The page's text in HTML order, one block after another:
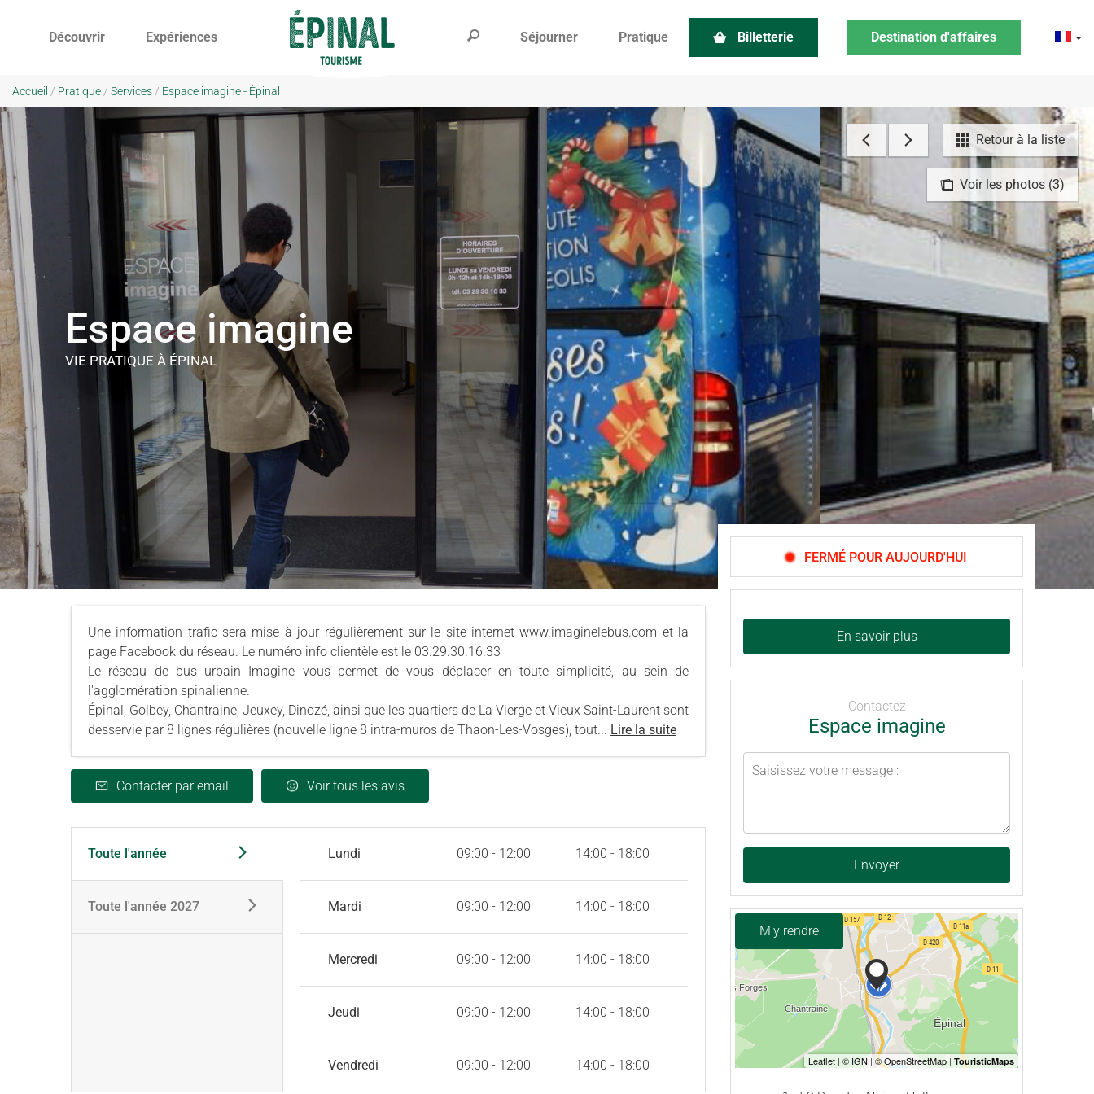
Découvrir Expériences Séjourner Pratique Billetterie Destination d'affaires
Accueil / Pratique / Services / Espace imagine - Épinal
Voir les photos (3)
Retour à la liste
Espace imagine
VIE PRATIQUE À ÉPINAL
Une information trafic sera mise à jour régulièrement sur le site internet www.imaginelebus.com et la
page Facebook du réseau. Le numéro info clientèle est le 03.29.30.16.33
Le réseau de bus urbain Imagine vous permet de vous déplacer en toute simplicité, au sein de
l'agglomération spinalienne.
Épinal, Golbey, Chantraine, Jeuxey, Dinozé, ainsi que les quartiers de La Vierge et Vieux Saint-Laurent sont
desservie par 8 lignes régulières (nouvelle ligne 8 intra-muros de Thaon-Les-Vosges), tout... Lire la suite
Contacter par email Voir tous les avis
Toute l'année
Toute l'année 2027
Lundi 09:00 - 12:00 14:00 - 18:00
Mardi 09:00 - 12:00 14:00 - 18:00
Mercredi 09:00 - 12:00 14:00 - 18:00
Jeudi 09:00 - 12:00 14:00 - 18:00
Vendredi 09:00 - 12:00 14:00 - 18:00
FERMÉ POUR AUJOURD'HUI
En savoir plus
Contactez
Espace imagine
Envoyer
M'y rendre